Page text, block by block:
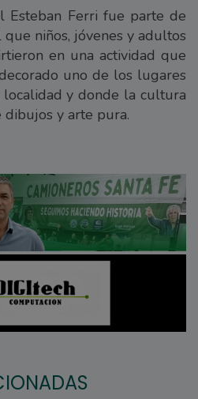
Esteban Ferri fue parte de
niños, jóvenes y adultos
en una actividad que
uno de los lugares
y donde la cultura
y arte pura.